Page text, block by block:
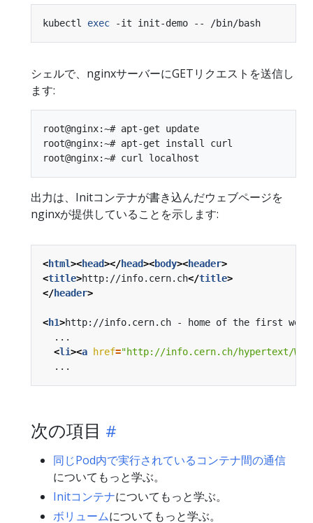
kubectl exec
シェルで、nginxサーバーにGETリクエストを送信し
ます:
root@nginx:~# apt-get update
root@nginx:~# apt-get install curl
出力は、Initコンテナが書き込んだウェブページを
nginxが提供していることを示します:
<html><head></head><body><header>
<title>http://info.cern.ch</title>
</header>
<h1>http://info.cern.ch - home of the first
<li><a href="http://info.cern.ch/hypertext/
次の項目
同じPod内で実行されているコンテナ間の通信
についてもっと学ぶ。
Initコンテナについてもっと学ぶ。
ボリュームについてもっと学ぶ。